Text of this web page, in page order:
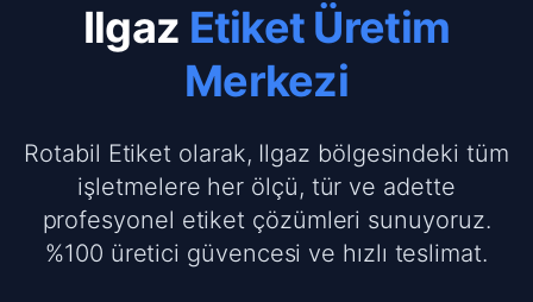
Ilgaz Etiket Üretim
Merkezi
Rotabil Etiket olarak, Ilgaz bölgesindeki tüm
işletmelere her ölçü, tür ve adette
profesyonel etiket çözümleri sunuyoruz.
%100 üretici güvencesi ve hızlı teslimat.